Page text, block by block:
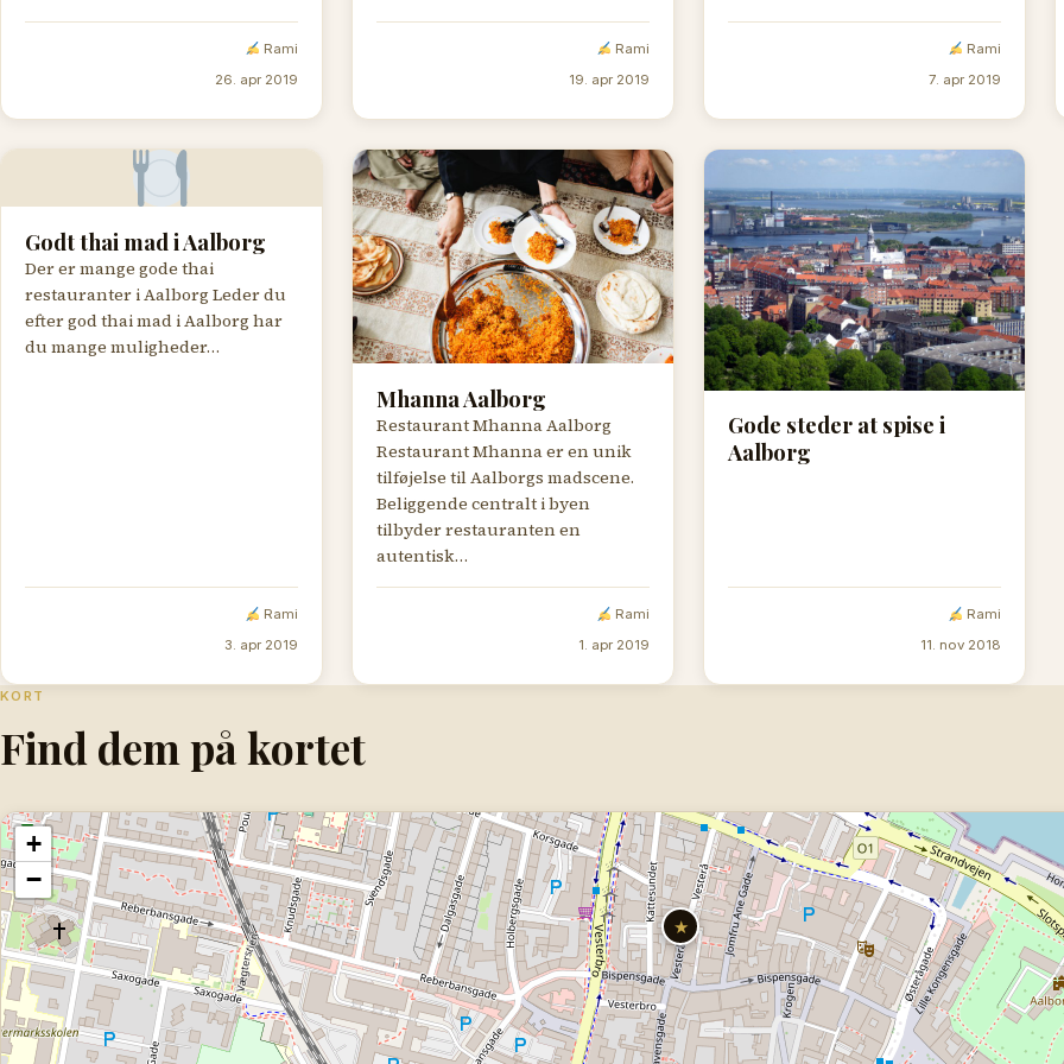
Rami
26. apr 2019
Rami
19. apr 2019
Rami
7. apr 2019
Godt thai mad i Aalborg
Der er mange gode thai
restauranter i Aalborg Leder du
efter god thai mad i Aalborg har
du mange muligheder…
Rami
3. apr 2019
Mhanna Aalborg
Restaurant Mhanna Aalborg
Restaurant Mhanna er en unik
tilføjelse til Aalborgs madscene.
Beliggende centralt i byen
tilbyder restauranten en
autentisk…
Rami
1. apr 2019
Gode steder at spise i
Aalborg
Rami
11. nov 2018
KORT
Find dem på kortet
★
+
−